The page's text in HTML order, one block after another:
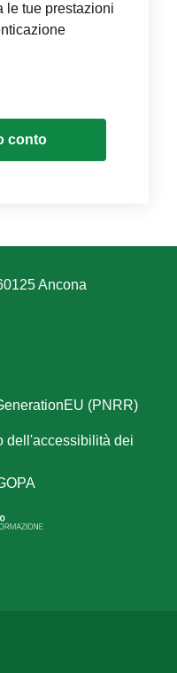
le tue prestazioni
conto
Ancona
(PNRR)
dell'accessibilità dei